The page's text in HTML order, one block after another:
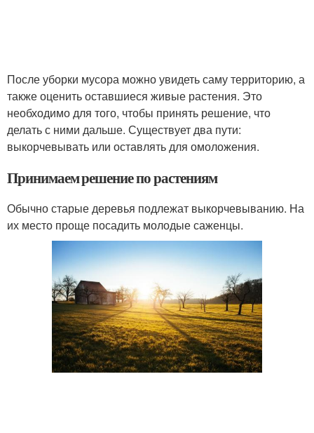
После уборки мусора можно увидеть саму территорию, а
также оценить оставшиеся живые растения. Это
необходимо для того, чтобы принять решение, что
делать с ними дальше. Существует два пути:
выкорчевывать или оставлять для омоложения.
Принимаем решение по растениям
Обычно старые деревья подлежат выкорчевыванию. На
их место проще посадить молодые саженцы.